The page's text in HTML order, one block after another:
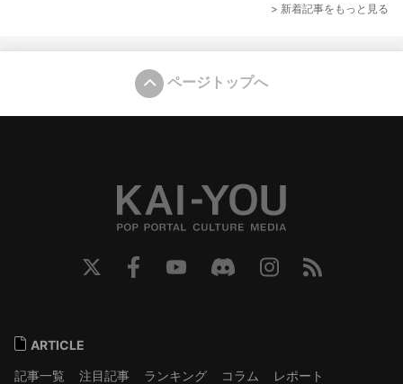
> 新着記事をもっと見る
ページトップへ
ARTICLE
記事一覧
注目記事 ランキング コラム
レポート